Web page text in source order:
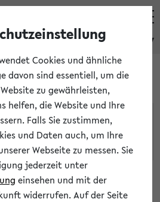
eKVV
Räume
Raumvergabe
bielefeld.de
anzeigen oder suchen Sie nach
Cookies und ähnliche
davon sind essentiell, um die
zu gewährleisten,
helfen, die Website und Ihre
Falls Sie zustimmen,
und Daten auch, um Ihre
Webseite zu messen. Sie
jederzeit unter
einsehen und mit der
widerrufen. Auf der Seite